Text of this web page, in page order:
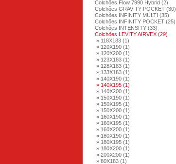
Colchões Flow 7990 Hybrid (2)
Colchões GRAVITY POCKET (30)
Colchões INFINITY MULTI (35)
Colchões INFINITY POCKET (25)
Colchões INTENSITY (33)
Colchões LEVITY AIRVEX (29)
» 118X183 (1)
» 120X190 (1)
» 120X200 (1)
» 123X183 (1)
» 128X183 (1)
» 133X183 (1)
» 140X190 (1)
» 140X195 (1)
» 140X200 (1)
» 150X190 (1)
» 150X195 (1)
» 150X200 (1)
» 160X190 (1)
» 160X195 (1)
» 160X200 (1)
» 180X190 (1)
» 180X195 (1)
» 180X200 (1)
» 200X200 (1)
» 80X183 (1)